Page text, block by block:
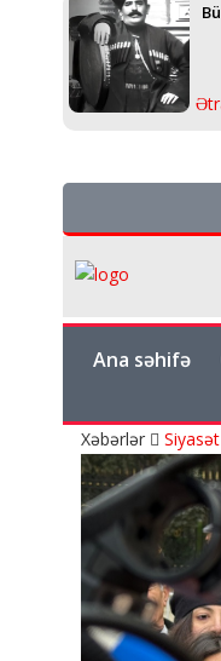
Ana səhifə
Xəbərlər Siyasət